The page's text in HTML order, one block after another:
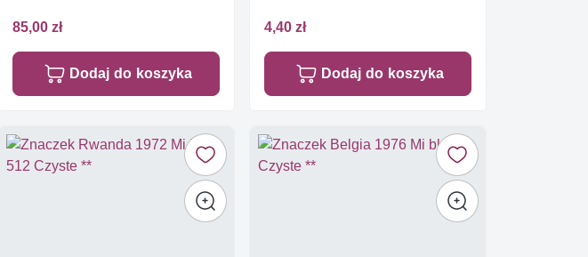
85,00 zł
Dodaj do koszyka
4,40 zł
Dodaj do koszyka